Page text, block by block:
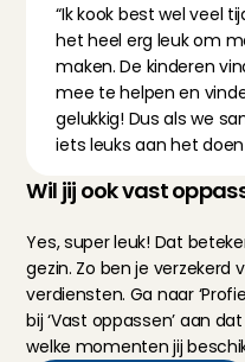
“Ik kook best wel veel
het heel erg leuk om
maken. De kinderen
mee te helpen en
gelukkig! Dus als we
iets leuks aan het
Wil jij ook vast
Yes, super leuk! Dat
gezin. Zo ben je
verdiensten. Ga naar
bij ‘Vast oppassen’ aan
welke momenten jij